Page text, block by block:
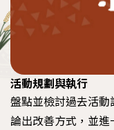
活動規劃與執行
盤點並檢討過去活
論出改善方式，並